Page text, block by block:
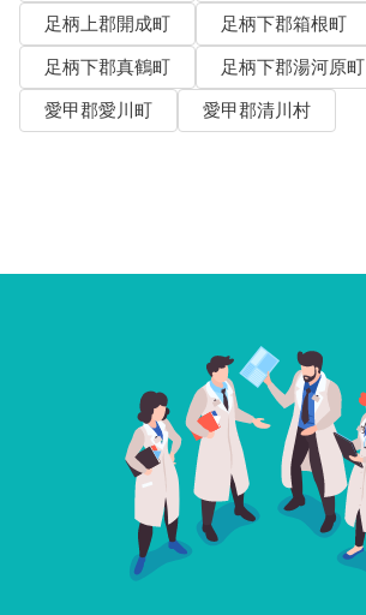
足柄上郡開成町
足柄下郡箱根町
足柄下郡真鶴町
足柄下郡湯河原町
愛甲郡愛川町
愛甲郡清川村